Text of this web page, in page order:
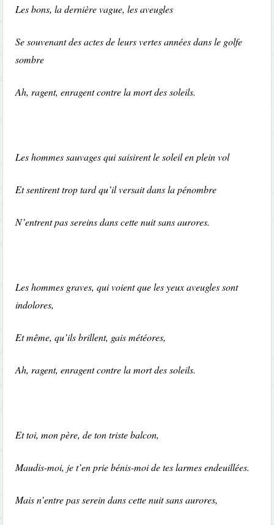
Les bons, la dernière vague, les aveugles
Se souvenant des actes de leurs vertes années dans le golfe
sombre
Ah, ragent, enragent contre la mort des soleils.
Les hommes sauvages qui saisirent le soleil en plein vol
Et sentirent trop tard qu’il versait dans la pénombre
N’entrent pas sereins dans cette nuit sans aurores.
Les hommes graves, qui voient que les yeux aveugles sont
indolores,
Et même, qu’ils brillent, gais météores,
Ah, ragent, enragent contre la mort des soleils.
Et toi, mon père, de ton triste balcon,
Maudis-moi, je t’en prie bénis-moi de tes larmes endeuillées.
Mais n’entre pas serein dans cette nuit sans aurores,